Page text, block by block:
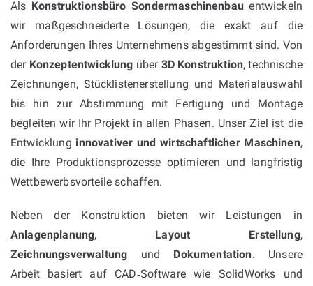
Als Konstruktionsbüro Sondermaschinenbauentwickeln
wir maßgeschneiderte Lösungen, die exakt auf die
Anforderungen Ihres Unternehmens abgestimmt sind. Von
der Konzeptentwicklung über 3D Konstruktion, technische
Zeichnungen, Stücklistenerstellung und Materialauswahl
bis hin zur Abstimmung mit Fertigung und Montage
begleiten wir Ihr Projekt in allen Phasen. Unser Ziel ist die
Entwicklung innovativer und wirtschaftlicher Maschinen,
die Ihre Produktionsprozesse optimieren und langfristig
Wettbewerbsvorteile schaffen.
Neben der Konstruktion bieten wir Leistungen in
Anlagenplanung, Layout Erstellung,
Zeichnungsverwaltung und Dokumentation. Unsere
Arbeit basiert auf CAD‑Software wie SolidWorks und